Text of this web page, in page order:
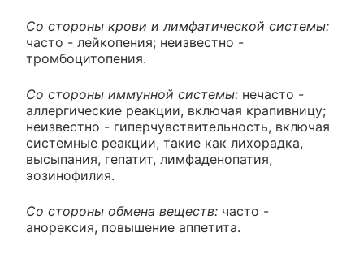
Со стороны крови и лимфатической системы:
часто - лейкопения; неизвестно -
тромбоцитопения.
Со стороны иммунной системы: нечасто -
аллергические реакции, включая крапивницу;
неизвестно - гиперчувствительность, включая
системные реакции, такие как лихорадка,
высыпания, гепатит, лимфаденопатия,
эозинофилия.
Со стороны обмена веществ: часто -
анорексия, повышение аппетита.